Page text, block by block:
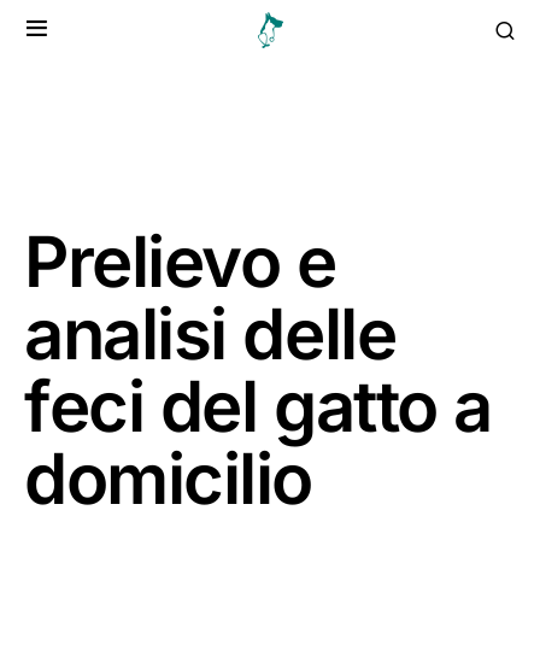
Prelievo e
analisi delle
feci del gatto a
domicilio